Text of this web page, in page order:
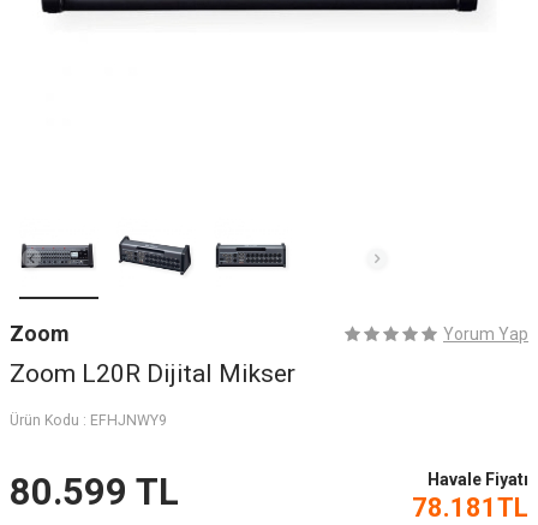
Zoom Yorum Yap
Zoom L20R Dijital Mikser
Ürün Kodu : EFHJNWY9
80.599 TL Havale Fiyatı
78.181 TL